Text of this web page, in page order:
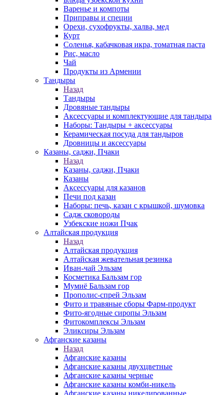
Варенье и компоты
Приправы и специи
Орехи, сухофрукты, халва, мед
Курт
Соленья, кабачковая икра, томатная паста
Рис, масло
Чай
Продукты из Армении
Тандыры
Назад
Тандыры
Дровяные тандыры
Аксессуары и комплектующие для тандыра
Наборы: Тандыры + аксессуары
Керамическая посуда для тандыров
Дровницы и аксессуары
Казаны, саджи, Пчаки
Назад
Казаны, саджи, Пчаки
Казаны
Аксессуары для казанов
Печи под казан
Наборы: печь, казан с крышкой, шумовка
Садж сковороды
Узбекские ножи Пчак
Алтайская продукция
Назад
Алтайская продукция
Алтайская жевательная резинка
Иван-чай Эльзам
Косметика Бальзам гор
Мумиё Бальзам гор
Прополис-спрей Эльзам
Фито и травяные сборы Фарм-продукт
Фито-ягодные сиропы Эльзам
Фитокомплексы Эльзам
Эликсиры Эльзам
Афганские казаны
Назад
Афганские казаны
Афганские казаны двухцветные
Афганские казаны черные
Афганские казаны комби-никель
Афганские казаны никелированные